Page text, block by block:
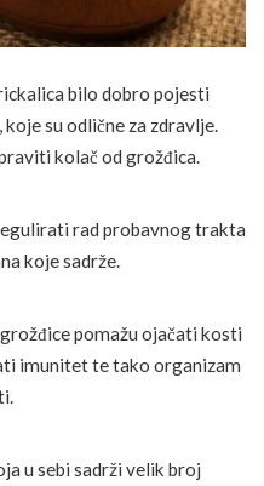
bilo dobro pojesti
su odlične za zdravlje.
kolač od grožđica.
rad probavnog trakta
koje sadrže.
pomažu ojačati kosti
imunitet te tako organizam
u sebi sadrži velik broj